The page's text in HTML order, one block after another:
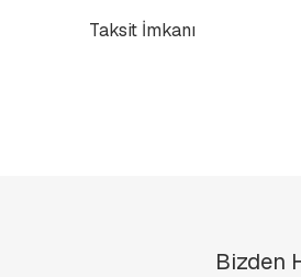
Taksit İmkanı
Bizden